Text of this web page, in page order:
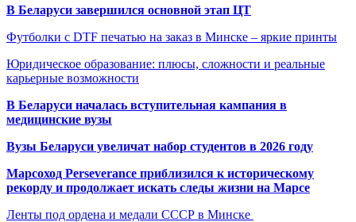
В Беларуси завершился основной этап ЦТ
Футболки с DTF печатью на заказ в Минске – яркие принты
Юридическое образование: плюсы, сложности и реальные
карьерные возможности
В Беларуси началась вступительная кампания в
медицинские вузы
Вузы Беларуси увеличат набор студентов в 2026 году
Марсоход Perseverance приблизился к историческому
рекорду и продолжает искать следы жизни на Марсе
Ленты под ордена и медали СССР в Минске